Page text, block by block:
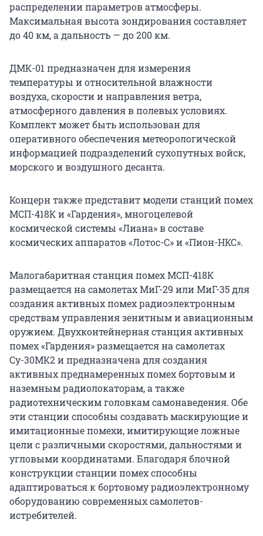
распределении параметров атмосферы.
Максимальная высота зондирования составляет
до 40 км, а дальность — до 200 км.
ДМК-01 предназначен для измерения
температуры и относительной влажности
воздуха, скорости и направления ветра,
атмосферного давления в полевых условиях.
Комплект может быть использован для
оперативного обеспечения метеорологической
информацией подразделений сухопутных войск,
морского и воздушного десанта.
Концерн также представит модели станций помех
МСП-418К и «Гардения», многоцелевой
космической системы «Лиана» в составе
космических аппаратов «Лотос-С» и «Пион-НКС».
Малогабаритная станция помех МСП-418К
размещается на самолетах МиГ-29 или МиГ-35 для
создания активных помех радиоэлектронным
средствам управления зенитным и авиационным
оружием. Двухконтейнерная станция активных
помех «Гардения» размещается на самолетах
Су-30МК2 и предназначена для создания
активных преднамеренных помех бортовым и
наземным радиолокаторам, а также
радиотехническим головкам самонаведения. Обе
эти станции способны создавать маскирующие и
имитационные помехи, имитирующие ложные
цели с различными скоростями, дальностями и
угловыми координатами. Благодаря блочной
конструкции станции помех способны
адаптироваться к бортовому радиоэлектронному
оборудованию современных самолетов-
истребителей.